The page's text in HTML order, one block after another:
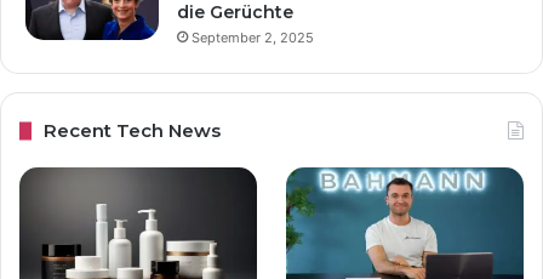
die Gerüchte
September 2, 2025
Recent Tech News